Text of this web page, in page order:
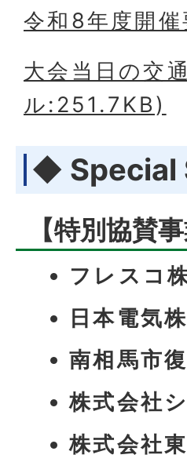
令和8年度開
大会当日の交
ル:251.7KB)
◆ Special
【特別協賛
フレスコ
日本電気
南相馬市
株式会社
株式会社